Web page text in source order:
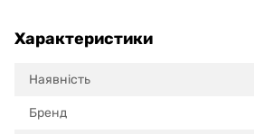
Характеристики
Наявність
Бренд